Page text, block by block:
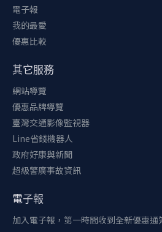
電子報
我的最愛
優惠比較
其它服務
網站導覽
優惠品牌導覽
臺灣交通影像監視器
Line省錢機器人
政府好康與新聞
超級警廣事故資訊
電子報
加入電子報，第一時間收到全新優惠通